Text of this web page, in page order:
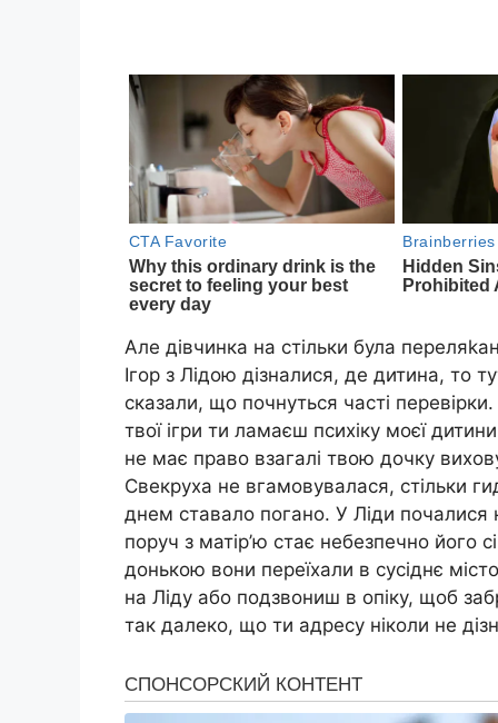
Але дівчинка на стільки була
Ігор з Лідою дізналися, де дитина, то
сказали, що почнуться часті
твої ігри ти ламаєш психіку моєї
не має право взагалі твою дочку
Свекруха не вгамовувалася, стільки
днем ставало погано. У Ліди почалися
поруч з матір’ю стає небезпечно його
донькою вони переїхали в сусіднє
на Ліду або подзвониш в опіку, щоб
так далеко, що ти адресу ніколи не